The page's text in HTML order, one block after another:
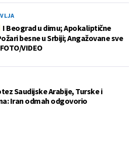
I Beograd u dimu; Apokaliptične
besne u Srbiji; Angažovane sve
VIDEO
Saudijske Arabije, Turske i
Iran odmah odgovorio